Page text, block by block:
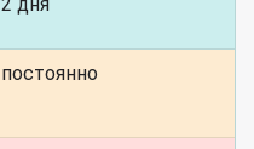
2 дня
постоянно